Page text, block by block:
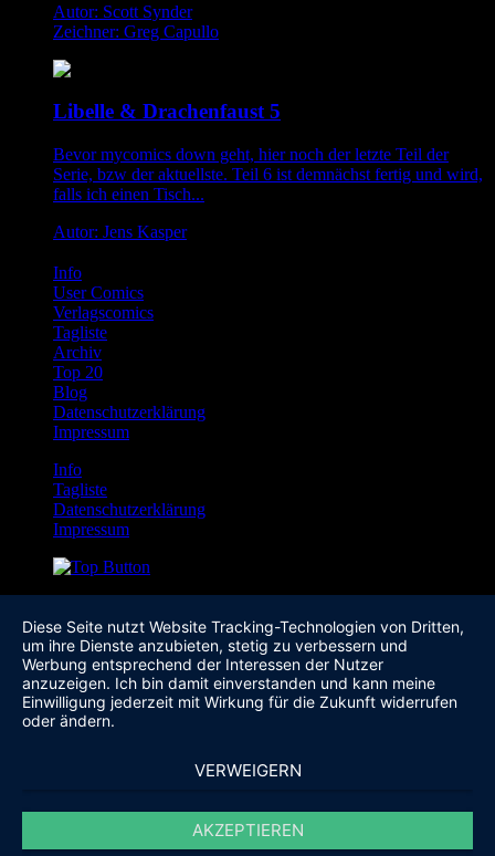
Autor: Scott Synder
Zeichner: Greg Capullo
Libelle & Drachenfaust 5
Bevor mycomics down geht, hier noch der letzte Teil der
Serie, bzw der aktuellste. Teil 6 ist demnächst fertig und wird,
falls ich einen Tisch...
Autor: Jens Kasper
Info
User Comics
Verlagscomics
Tagliste
Archiv
Top 20
Blog
Datenschutzerklärung
Impressum
Info
Tagliste
Datenschutzerklärung
Impressum
Diese Seite nutzt Website Tracking-Technologien von Dritten,
um ihre Dienste anzubieten, stetig zu verbessern und
Werbung entsprechend der Interessen der Nutzer
anzuzeigen. Ich bin damit einverstanden und kann meine
Einwilligung jederzeit mit Wirkung für die Zukunft widerrufen
oder ändern.
VERWEIGERN
AKZEPTIEREN